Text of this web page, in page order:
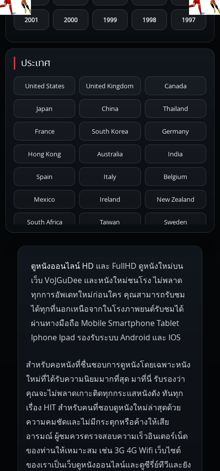
2001 2000 1999 1998 1997
1996 1995 1994 1993 1992
1986 1985 1984 1983 1982
1981 1980 1979 1978 1977
1976 1975 1974 1973 1972
1971 1970 1969 1968 1967
1966 1965 1964 1963 1962
1959 1955
1945 1942 1941 1940 1939
1938 1937 1930 1928 1916
ประเทศ
United States United Kingdom Canada
Japan China Thailand
France South Korea Germany
Hong Kong Australia India
Spain Italy Belgium
Mexico Ireland New Zealand
South Africa Taiwan Sweden
Netherlands Russia Poland
Hungary Denmark Bulgaria
Czech Republic Brazil Turkey
ดูหนังออนไลน์ HD และ FullHD ดูหนังใหม่บน
เว็บ VoJGuDee และหนังใหม่ชนโรง ไม่พลาด
ทุกการอัพเดทใหม่ก่อนใคร คุณสามารถรับชม
ได้ทุกที่นอกเหนือจากในโรงภาพยนต์รับชมได้
ผ่านทางมือถือ Mobile Smartphone Tablet
Iphone Ipad รองรับระบบ Android และ IOS
สำหรับคอหนังที่ชื่นชอบการดูหนังโดยเฉพาะหนัง
ใหม่ที่ได้รับความนิยมมากที่สุด มาที่นี่ รับรองว่า
คุณจะไม่พลาดเกาะติดทุกกระแสหนังดัง ทันทุก
เรื่อง HIT สำหรับคนที่ชอบดูหนังใหม่ล่าสุดด้วย
ความคมชัดและไม่มีกระตุกหรือค้างให้เสีย
อารมณ์ ผู้ชมควรตรวจสอบความเร็วอินเตอร์เน็ต
ของท่านให้เหมาะสม เช่น 3G 4G Wifi เว็บไซต์
ของเราเป็นเว็บดูหนังออนไลน์และดูซีรี่ย์ทีวีและยัง